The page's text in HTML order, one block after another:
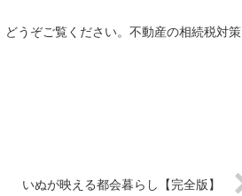
うぞご覧ください。不動産の相続税対策
いぬが映える都会暮らし【完全版】